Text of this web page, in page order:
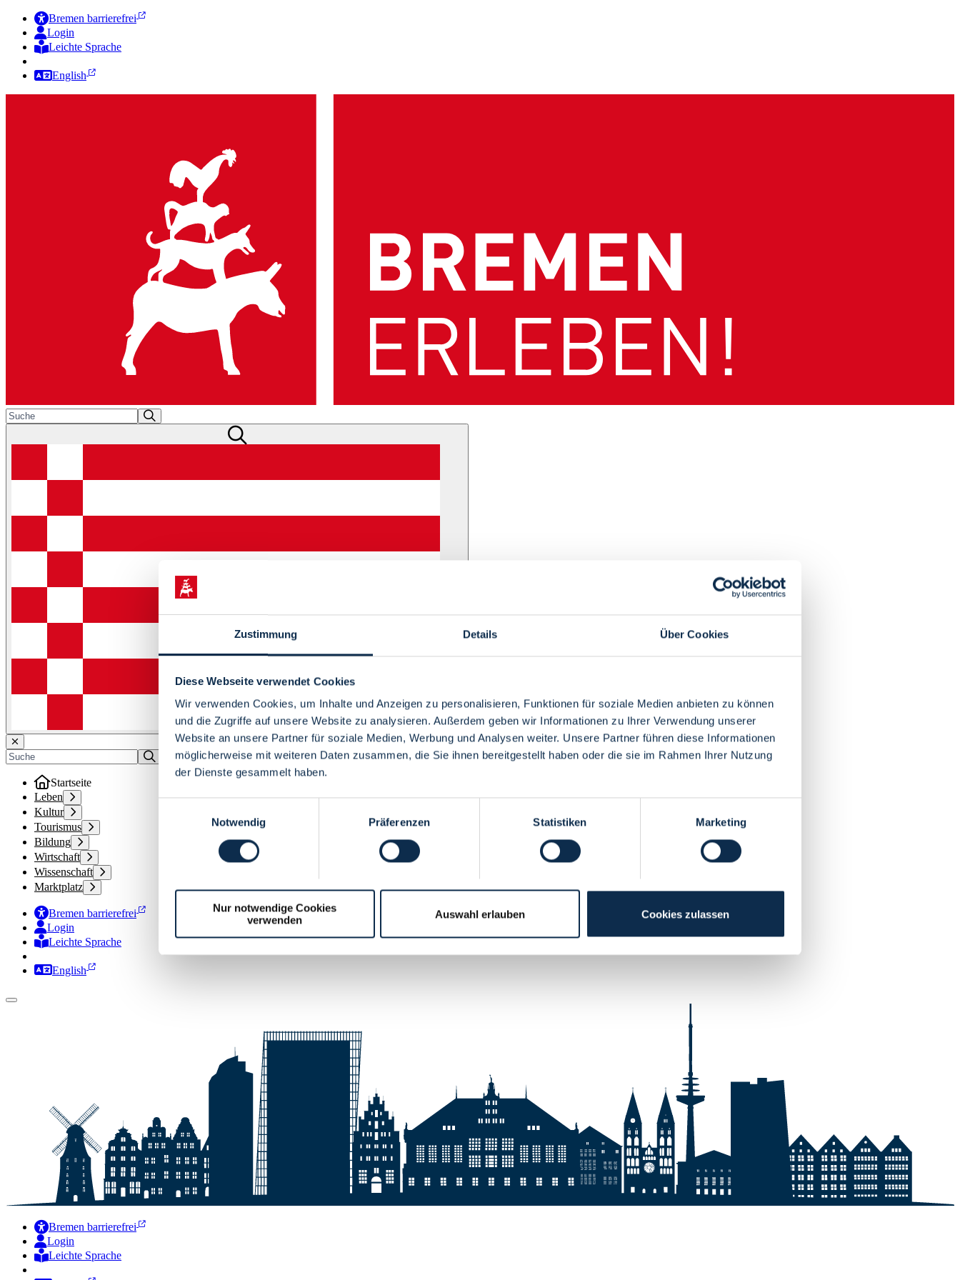
Zustimmung Details Über Cookies
Diese Webseite verwendet Cookies
Wir verwenden Cookies, um Inhalte und Anzeigen zu personalisieren, Funktionen für soziale Medien anbieten zu können
und die Zugriffe auf unsere Website zu analysieren. Außerdem geben wir Informationen zu Ihrer Verwendung unserer
Website an unsere Partner für soziale Medien, Werbung und Analysen weiter. Unsere Partner führen diese Informationen
möglicherweise mit weiteren Daten zusammen, die Sie ihnen bereitgestellt haben oder die sie im Rahmen Ihrer Nutzung
der Dienste gesammelt haben.
Notwendig
Präferenzen Statistiken Marketing
Nur notwendige Cookies
verwenden
Auswahl erlauben Cookies zulassen
Bremen barrierefrei
Login
Leichte Sprache
English
Menü
Startseite
Leben
Kultur
Tourismus
Bildung
Wirtschaft
Wissenschaft
Marktplatz
Bremen barrierefrei
Login
Leichte Sprache
Zur Deutschen Gebärdensprache
English
Bremen barrierefrei
Login
Leichte Sprache